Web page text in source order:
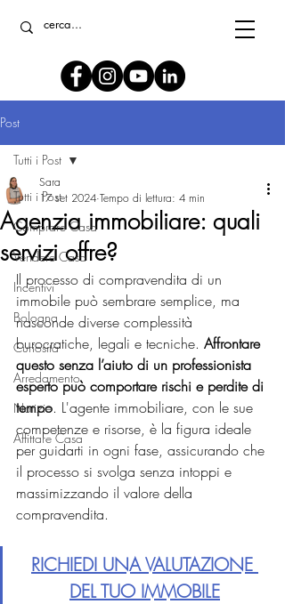
Post
Tutti i Post
Comprare Casa
Vendere Casa
Incentivi
Bologna
Curiosità
Arredamento
Notizie
Affittare Casa
Tutti i Post
Agenzia immobiliare: quali
servizi offre?
Sara
17 set 2024 Tempo di lettura: 4 min
Il processo di compravendita di un
immobile può sembrare semplice, ma
nasconde diverse complessità
burocratiche, legali e tecniche. Affrontare
questo senza l’aiuto di un professionista
esperto può comportare rischi e perdite di
tempo. L'agente immobiliare, con le sue
competenze e risorse, è la figura ideale
per guidarti in ogni fase, assicurando che
il processo si svolga senza intoppi e
massimizzando il valore della
compravendita.
RICHIEDI UNA VALUTAZIONE
DEL TUO IMMOBILE